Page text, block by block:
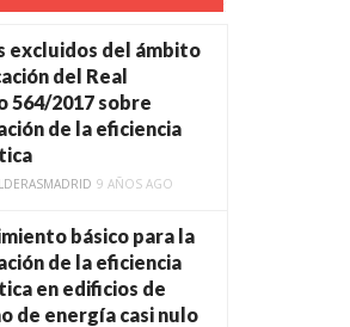
excluidos del ámbito
del Real
564/2017 sobre
de la eficiencia
9 AÑOS AGO
básico para la
de la eficiencia
en edificios de
de energía casi nulo